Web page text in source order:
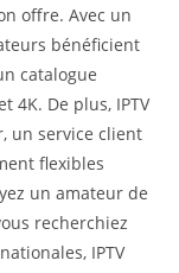
offre. Avec un
bénéficient
catalogue
4K. De plus, IPTV
un service client
flexibles
un amateur de
recherchiez
IPTV